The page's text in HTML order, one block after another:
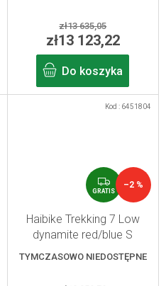
zł13 635,05
zł13 123,22
Do koszyka
G
R
A
T
I
S
GRATIS
–2 %
Haibike Trekking 7 Low
dynamite red/blue S
TYMCZASOWO NIEDOSTĘPNE
Kod : 6451804